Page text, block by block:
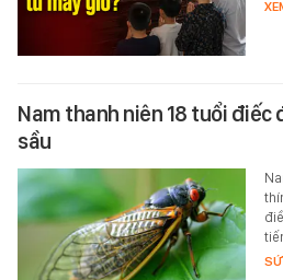
Nam thanh niên 18 tuổi
sầu